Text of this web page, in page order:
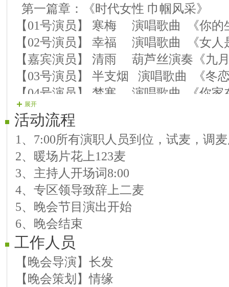
第一篇章：《时代女性 巾帼风采》
【01号演员】 寒梅 演唱歌曲 《你的
【02号演员】 幸福 演唱歌曲 《女人
【嘉宾演员】 清雨 葫芦丝演奏《九
【03号演员】 半支烟 演唱歌曲
【04号演员】 梦寒 演唱歌曲 《你
【05号演员】 淡香 演唱歌曲 《网
【06号演员】 兵哥 萨克斯独奏【新
第二篇章：《阳春三月 岁月静好》
【07号演员】 心情 演唱歌曲 《好姐
【08号演员】 依莲 演唱歌曲 《我在
【09号演员】 华仔 演唱歌曲 《陪你
【10号演员】元宝 夏日 山水 二人转《
【11号演员】 唐恬 演唱歌曲 《许你
【12号演员】九天 京剧 《梨花颂
第三篇章：《芬芳馥郁 寿诞生辉》
展开
活动流程
1、7:00所有演职人员到位，试麦，调
2、暖场片花上123麦
3、主持人开场词8:00
4、专区领导致辞上二麦
5、晚会节目演出开始
6、晚会结束
工作人员
【晚会导演】长发
【晚会策划】情缘